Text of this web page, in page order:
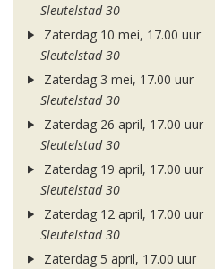
Sleutelstad 30
Zaterdag 10 mei, 17.00 uur
Sleutelstad 30
Zaterdag 3 mei, 17.00 uur
Sleutelstad 30
Zaterdag 26 april, 17.00 uur
Sleutelstad 30
Zaterdag 19 april, 17.00 uur
Sleutelstad 30
Zaterdag 12 april, 17.00 uur
Sleutelstad 30
Zaterdag 5 april, 17.00 uur